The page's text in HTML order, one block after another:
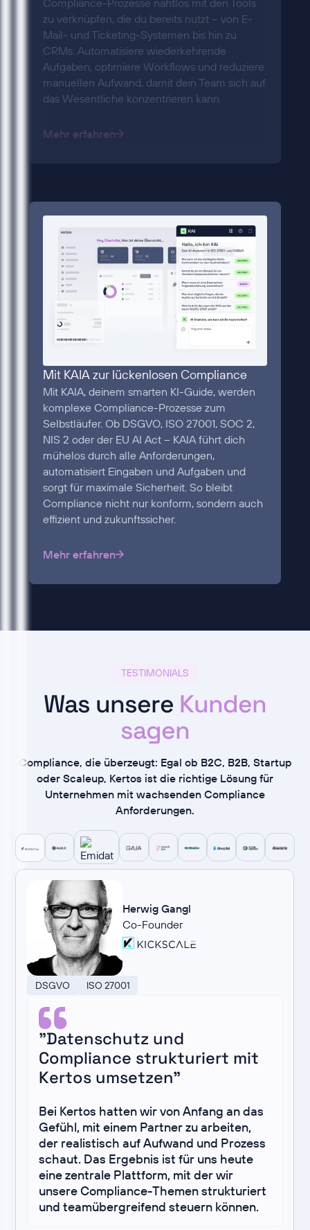
Compliance-Prozesse nahtlos mit den Tools
zu verknüpfen, die du bereits nutzt – von E-
Mail- und Ticketing-Systemen bis hin zu
CRMs. Automatisiere wiederkehrende
Aufgaben, optimiere Workflows und reduziere
manuellen Aufwand, damit dein Team sich auf
das Wesentliche konzentrieren kann.
Mehr erfahren
Mit KAIA zur lückenlosen Compliance
Mit KAIA, deinem smarten KI-Guide, werden
komplexe Compliance-Prozesse zum
Selbstläufer. Ob DSGVO, ISO 27001, SOC 2,
NIS 2 oder der EU AI Act – KAIA führt dich
mühelos durch alle Anforderungen,
automatisiert Eingaben und Aufgaben und
sorgt für maximale Sicherheit. So bleibt
Compliance nicht nur konform, sondern auch
effizient und zukunftssicher.
Mehr erfahren
TESTIMONIALS
Was unsere Kunden
sagen
Compliance, die überzeugt: Egal ob B2C, B2B, Startup
oder Scaleup, Kertos ist die richtige Lösung für
Unternehmen mit wachsenden Compliance
Anforderungen.
Herwig Gangl
Co-Founder
DSGVO ISO 27001
"Datenschutz und
Compliance strukturiert mit
Kertos umsetzen"
Bei Kertos hatten wir von Anfang an das
Gefühl, mit einem Partner zu arbeiten,
der realistisch auf Aufwand und Prozess
schaut. Das Ergebnis ist für uns heute
eine zentrale Plattform, mit der wir
unsere Compliance-Themen strukturiert
und teamübergreifend steuern können.